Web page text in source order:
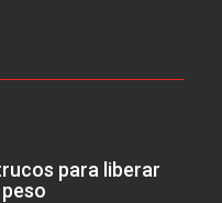
para liberar